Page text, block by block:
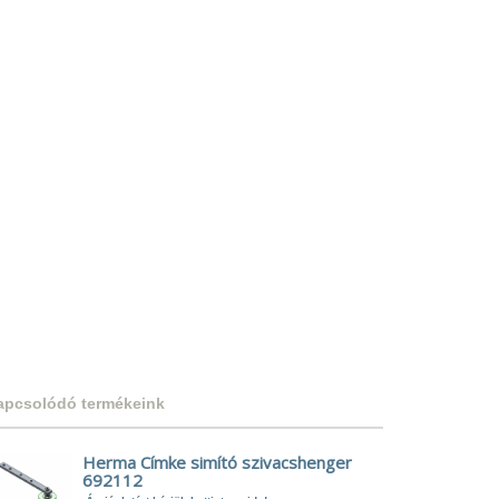
termékeink
Herma Címke simító szivacshenger
692112